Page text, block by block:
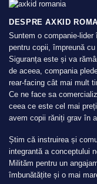
DESPRE AXKID
Suntem o companie-
pentru copii, împreună
Siguranța este și va
de aceea, compania
rear-facing cât mai mult
Ce ne face sa
ceea ce este cel mai
avem copii răniți grav în
Știm că instruirea și
integrantă a conceptului
Milităm pentru un
îmbunătățite și o mai